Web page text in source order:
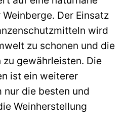
Der Einsatz
wird
zu schonen und die
gewährleisten. Die
ist ein weiterer
die besten und
Weinherstellung